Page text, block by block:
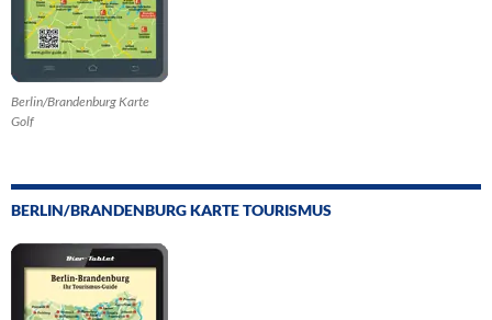
Berlin/Brandenburg Karte
Golf
BERLIN/BRANDENBURG KARTE TOURISMUS